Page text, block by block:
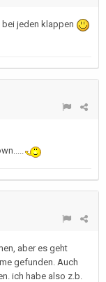
jeden klappen
aber es geht
gefunden. Auch
ich habe also z.b.